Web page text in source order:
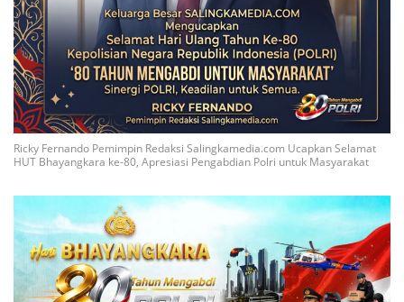
Ricky Fernando Pemimpin Redaksi Salingkamedia.com Ucapkan Selamat
HUT Bhayangkara ke-80, Apresiasi Pengabdian Polri untuk Masyarakat